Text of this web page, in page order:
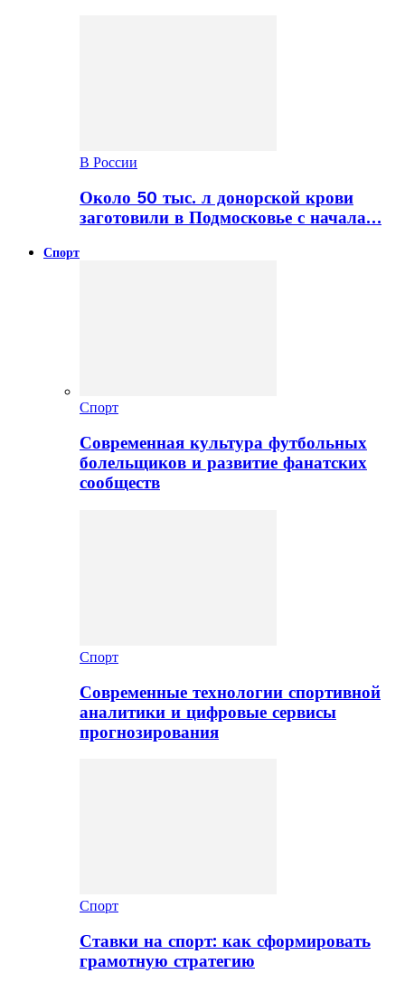
В России
Около 50 тыс. л донорской крови
заготовили в Подмосковье с начала…
Спорт
Спорт
Современная культура футбольных
болельщиков и развитие фанатских
сообществ
Спорт
Современные технологии спортивной
аналитики и цифровые сервисы
прогнозирования
Спорт
Ставки на спорт: как сформировать
грамотную стратегию